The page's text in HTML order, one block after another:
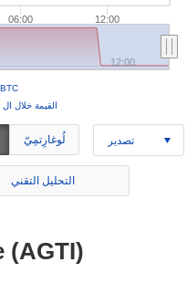
06:00 12:00
القيمة خلال ال 24 ساعة
12:00
لُوغارِتمِيّ تصدير
التحليل التقني
(AGTI)